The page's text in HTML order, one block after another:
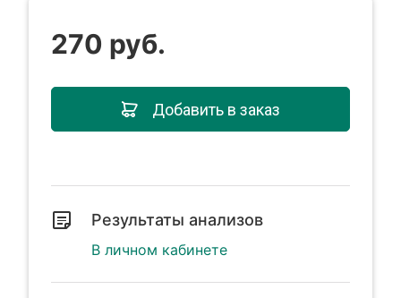
270 руб.
Добавить в заказ
Результаты анализов
В личном кабинете